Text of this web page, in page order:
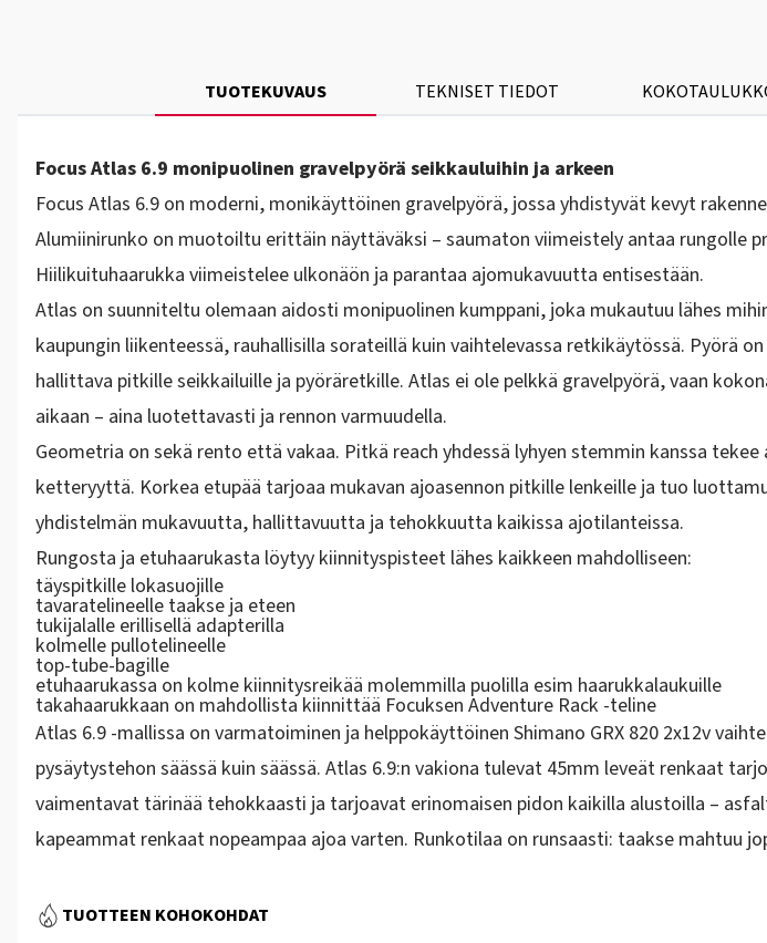
TUOTEKUVAUS TEKNISET TIEDOT
Focus Atlas 6.9 monipuolinen gravelpyörä seikkauluihin ja arkeen
Focus Atlas 6.9 on moderni, monikäyttöinen gravelpyörä, jossa yhdistyvät kevyt
Alumiinirunko on muotoiltu erittäin näyttäväksi – saumaton viimeistely antaa rungolle
Hiilikuituhaarukka viimeistelee ulkonäön ja parantaa ajomukavuutta entisestään.
Atlas on suunniteltu olemaan aidosti monipuolinen kumppani, joka mukautuu lähes
kaupungin liikenteessä, rauhallisilla sorateillä kuin vaihtelevassa retkikäytössä. Pyörä
hallittava pitkille seikkailuille ja pyöräretkille. Atlas ei ole pelkkä gravelpyörä, vaan
aikaan – aina luotettavasti ja rennon varmuudella.
Geometria on sekä rento että vakaa. Pitkä reach yhdessä lyhyen stemmin kanssa
ketteryyttä. Korkea etupää tarjoaa mukavan ajoasennon pitkille lenkeille ja tuo
yhdistelmän mukavuutta, hallittavuutta ja tehokkuutta kaikissa ajotilanteissa.
Rungosta ja etuhaarukasta löytyy kiinnityspisteet lähes kaikkeen mahdolliseen:
täyspitkille lokasuojille
tavaratelineelle taakse ja eteen
tukijalalle erillisellä adapterilla
kolmelle pullotelineelle
top-tube-bagille
etuhaarukassa on kolme kiinnitysreikää molemmilla puolilla esim haarukkalaukuille
takahaarukkaan on mahdollista kiinnittää Focuksen Adventure Rack -teline
Atlas 6.9 -mallissa on varmatoiminen ja helppokäyttöinen Shimano GRX 820 2x12v
pysäytystehon säässä kuin säässä. Atlas 6.9:n vakiona tulevat 45mm leveät renkaat
vaimentavat tärinää tehokkaasti ja tarjoavat erinomaisen pidon kaikilla alustoilla –
kapeammat renkaat nopeampaa ajoa varten. Runkotilaa on runsaasti: taakse mahtuu
TUOTTEEN KOHOKOHDAT